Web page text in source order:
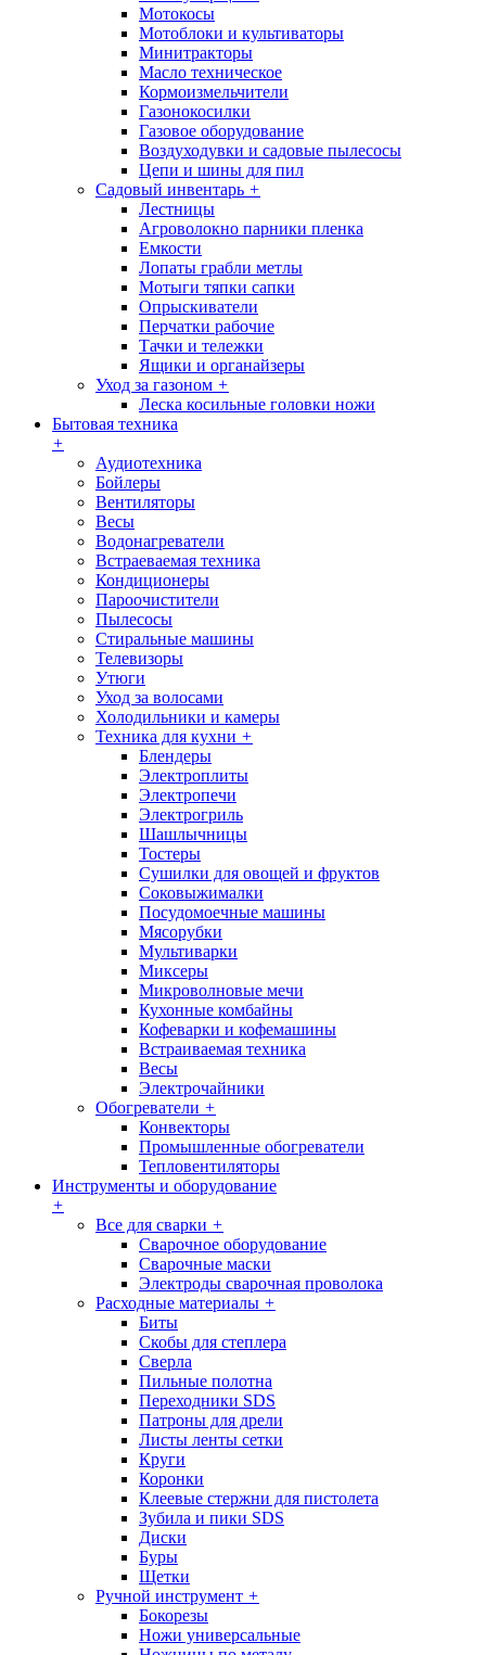
Мотокосы
Мотоблоки и культиваторы
Минитракторы
Масло техническое
Кормоизмельчители
Газонокосилки
Газовое оборудование
Воздуходувки и садовые пылесосы
Цепи и шины для пил
Садовый инвентарь +
Лестницы
Агроволокно парники пленка
Емкости
Лопаты грабли метлы
Мотыги тяпки сапки
Опрыскиватели
Перчатки рабочие
Тачки и тележки
Ящики и органайзеры
Уход за газоном +
Леска косильные головки ножи
Бытовая техника
+
Аудиотехника
Бойлеры
Вентиляторы
Весы
Водонагреватели
Встраеваемая техника
Кондиционеры
Пароочистители
Пылесосы
Стиральные машины
Телевизоры
Утюги
Уход за волосами
Холодильники и камеры
Техника для кухни +
Блендеры
Электроплиты
Электропечи
Электрогриль
Шашлычницы
Тостеры
Сушилки для овощей и фруктов
Соковыжималки
Посудомоечные машины
Мясорубки
Мультиварки
Миксеры
Микроволновые мечи
Кухонные комбайны
Кофеварки и кофемашины
Встраиваемая техника
Весы
Электрочайники
Обогреватели +
Конвекторы
Промышленные обогреватели
Тепловентиляторы
Инструменты и оборудование
+
Все для сварки +
Сварочное оборудование
Сварочные маски
Электроды сварочная проволока
Расходные материалы +
Биты
Скобы для степлера
Сверла
Пильные полотна
Переходники SDS
Патроны для дрели
Листы ленты сетки
Круги
Коронки
Клеевые стержни для пистолета
Зубила и пики SDS
Диски
Буры
Щетки
Ручной инструмент +
Бокорезы
Ножи универсальные